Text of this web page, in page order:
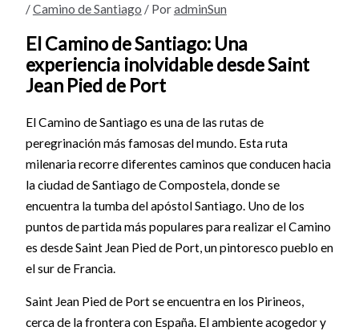
/Camino de Santiago / PoradminSun
El Camino de Santiago: Una
experiencia inolvidable desde Saint
Jean Pied de Port
El Camino de Santiago es una de las rutas de
peregrinación más famosas del mundo. Esta ruta
milenaria recorre diferentes caminos que conducen hacia
la ciudad de Santiago de Compostela, donde se
encuentra la tumba del apóstol Santiago. Uno de los
puntos de partida más populares para realizar el Camino
es desde Saint Jean Pied de Port, un pintoresco pueblo en
el sur de Francia.
Saint Jean Pied de Port se encuentra en los Pirineos,
cerca de la frontera con España. El ambiente acogedor y